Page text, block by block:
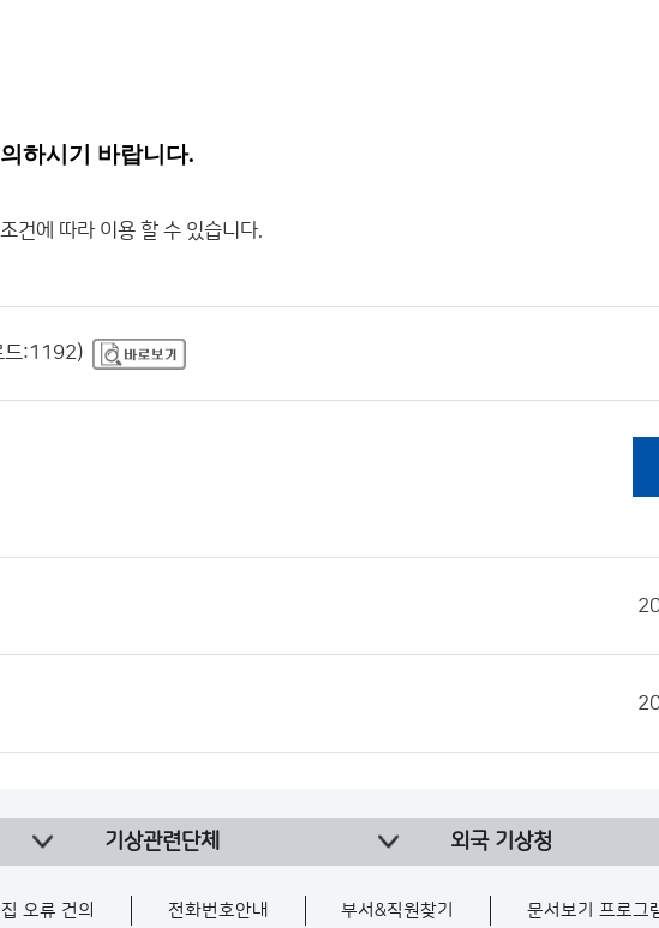
하시기 바랍니다.
조건에 따라 이용 할 수 있습니다.
드:1192)
기상관련단체 외국 기상청
오류 건의 전화번호안내 부서&직원찾기 문서보기 프로그